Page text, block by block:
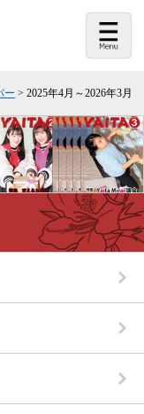
ー > 2025年4月～2026年3月